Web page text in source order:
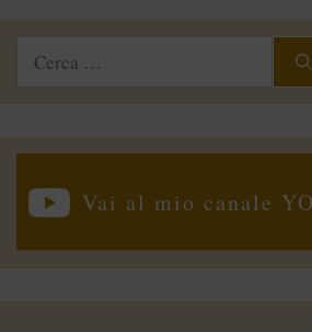
Ricerca
Vai al mio canale